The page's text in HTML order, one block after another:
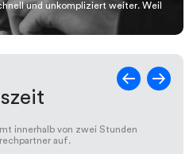
und unkompliziert weiter. Weil
innerhalb von zwei Stunden
auf.